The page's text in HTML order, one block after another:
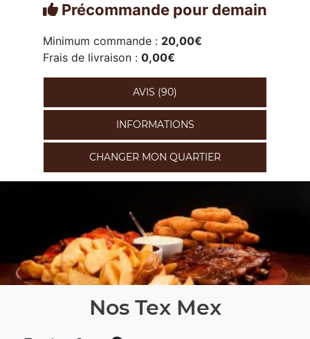
Précommande pour demain
Minimum commande : 20,00€
Frais de livraison : 0,00€
AVIS (90)
INFORMATIONS
CHANGER MON QUARTIER
Nos Tex Mex